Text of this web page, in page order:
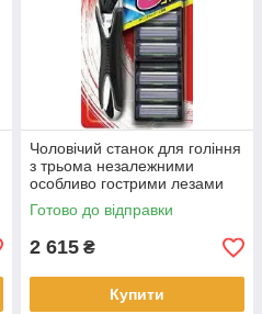
Чоловічий станок для гоління
з трьома незалежними
особливо гострими лезами
Feather F-System Samrai
Edge (+ 7
Готово до відправки
2 615 ₴
Купити